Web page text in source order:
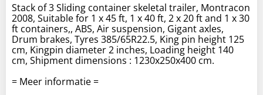
Stack of 3 Sliding container skeletal trailer, Montracon
2008, Suitable for 1 x 45 ft, 1 x 40 ft, 2 x 20 ft and 1 x 30
ft containers,, ABS, Air suspension, Gigant axles,
Drum brakes, Tyres 385/65R22.5, King pin height 125
cm, Kingpin diameter 2 inches, Loading height 140
cm, Shipment dimensions : 1230x250x400 cm.
= Meer informatie =